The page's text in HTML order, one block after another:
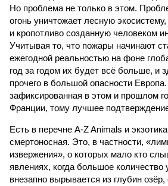
Но проблема не только в этом.
огонь уничтожает лесную
и кропотливо созданную человеком
Учитывая то, что пожары начинают
ежегодной реальностью на фоне
год за годом их будет всё больше, и
прочего в большой опасности
зафиксированная в этом и прошлом
Франции, тому лучшее
Есть в перечне A-Z Animals и
смертоносная. Это, в частности,
извержения», о которых мало кто
явлениях, когда большое количество
внезапно вырывается из глубин